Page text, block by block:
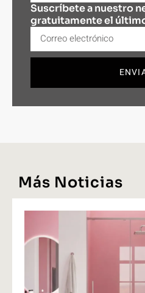
Suscríbete a nuestro
gratuitamente el
Más Noticias